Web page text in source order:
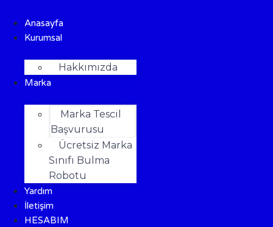
Anasayfa
Kurumsal
Hakkımızda
Marka
Marka Tescil
Başvurusu
Ücretsiz Marka
Sınıfı Bulma
Robotu
Yardım
İletişim
HESABIM